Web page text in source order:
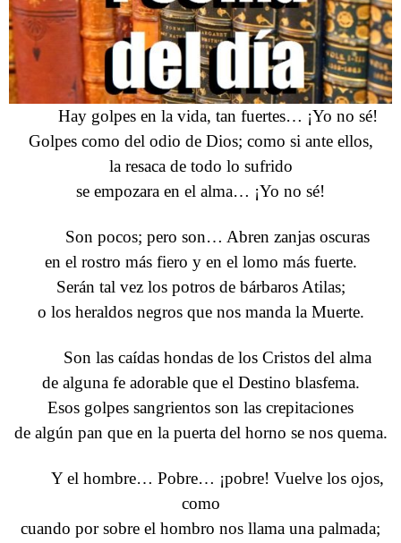
Hay golpes en la vida, tan fuertes… ¡Yo no sé!
Golpes como del odio de Dios; como si ante ellos,
la resaca de todo lo sufrido
se empozara en el alma… ¡Yo no sé!
Son pocos; pero son… Abren zanjas oscuras
en el rostro más fiero y en el lomo más fuerte.
Serán tal vez los potros de bárbaros Atilas;
o los heraldos negros que nos manda la Muerte.
Son las caídas hondas de los Cristos del alma
de alguna fe adorable que el Destino blasfema.
Esos golpes sangrientos son las crepitaciones
de algún pan que en la puerta del horno se nos quema.
Y el hombre… Pobre… ¡pobre! Vuelve los ojos,
como
cuando por sobre el hombro nos llama una palmada;